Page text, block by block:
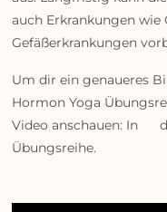
auch Erkrankungen wie
Gefäßerkrankungen
Um dir ein genaueres
Hormon Yoga
Video anschauen: In
Übungsreihe.